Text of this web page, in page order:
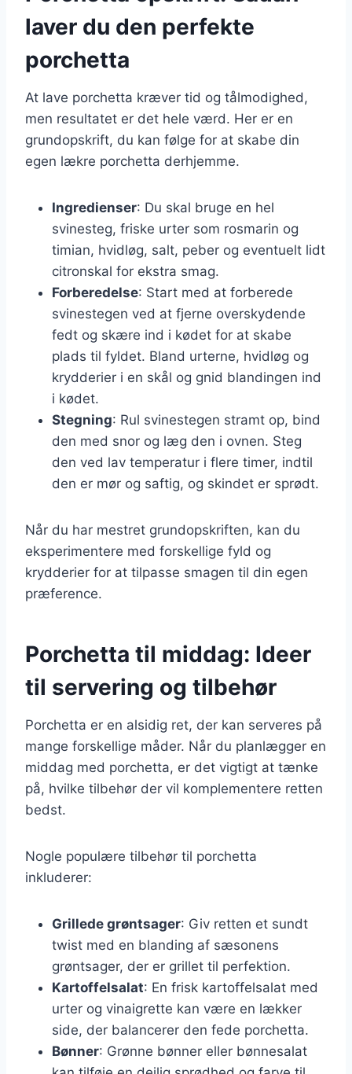
laver du den perfekte
porchetta
At lave porchetta kræver tid og tålmodighed,
men resultatet er det hele værd. Her er en
grundopskrift, du kan følge for at skabe din
egen lækre porchetta derhjemme.
Ingredienser: Du skal bruge en hel
svinesteg, friske urter som rosmarin og
timian, hvidløg, salt, peber og eventuelt lidt
citronskal for ekstra smag.
Forberedelse: Start med at forberede
svinestegen ved at fjerne overskydende
fedt og skære ind i kødet for at skabe
plads til fyldet. Bland urterne, hvidløg og
krydderier i en skål og gnid blandingen ind
i kødet.
Stegning: Rul svinestegen stramt op, bind
den med snor og læg den i ovnen. Steg
den ved lav temperatur i flere timer, indtil
den er mør og saftig, og skindet er sprødt.
Når du har mestret grundopskriften, kan du
eksperimentere med forskellige fyld og
krydderier for at tilpasse smagen til din egen
præference.
Porchetta til middag: Ideer
til servering og tilbehør
Porchetta er en alsidig ret, der kan serveres på
mange forskellige måder. Når du planlægger en
middag med porchetta, er det vigtigt at tænke
på, hvilke tilbehør der vil komplementere retten
bedst.
Nogle populære tilbehør til porchetta
inkluderer:
Grillede grøntsager: Giv retten et sundt
twist med en blanding af sæsonens
grøntsager, der er grillet til perfektion.
Kartoffelsalat: En frisk kartoffelsalat med
urter og vinaigrette kan være en lækker
side, der balancerer den fede porchetta.
Bønner: Grønne bønner eller bønnesalat